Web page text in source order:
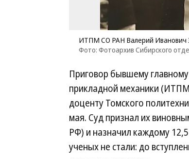
ИТПМ СО РАН Валерий Иванович
Фото: Фотоархив Сибирского
Приговор бывшему
прикладной механики
доценту Томского
мая. Суд признал их
РФ) и назначил каждому
ученых не стали: до